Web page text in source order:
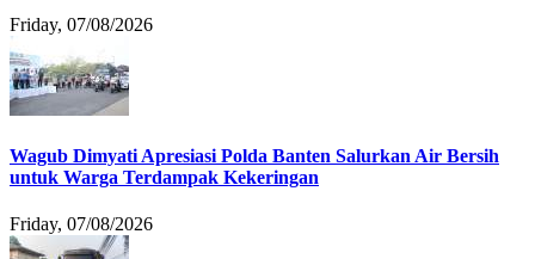
Friday, 07/08/2026
Wagub Dimyati Apresiasi Polda Banten Salurkan Air Bersih
untuk Warga Terdampak Kekeringan
Friday, 07/08/2026